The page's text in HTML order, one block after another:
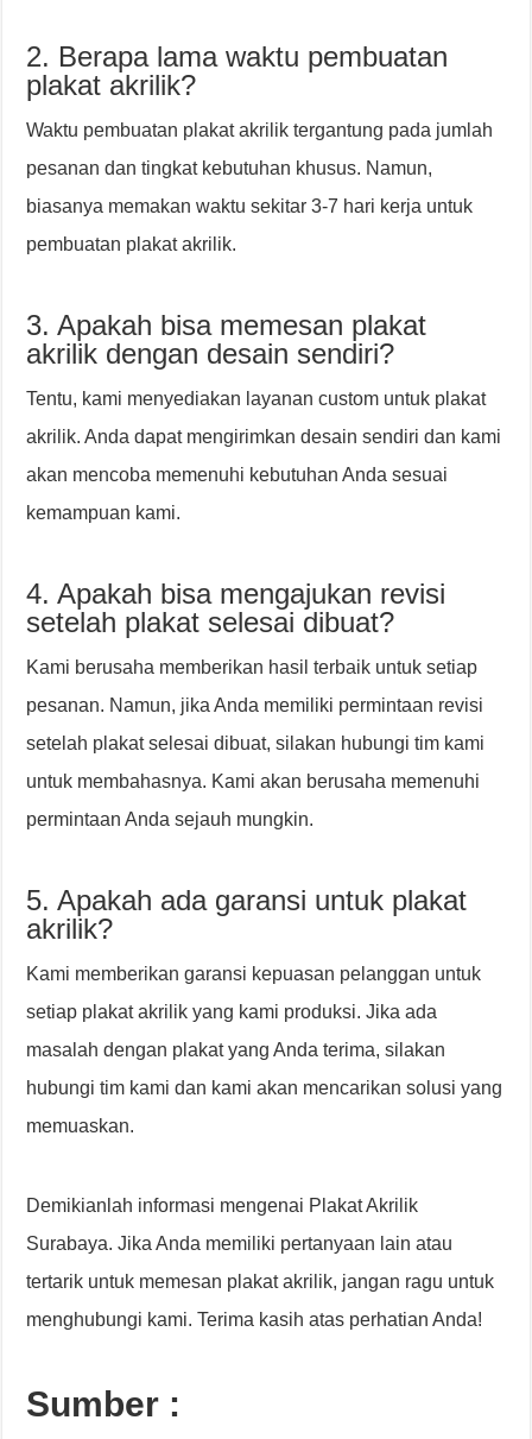
2. Berapa lama waktu pembuatan
plakat akrilik?
Waktu pembuatan plakat akrilik tergantung pada jumlah
pesanan dan tingkat kebutuhan khusus. Namun,
biasanya memakan waktu sekitar 3-7 hari kerja untuk
pembuatan plakat akrilik.
3. Apakah bisa memesan plakat
akrilik dengan desain sendiri?
Tentu, kami menyediakan layanan custom untuk plakat
akrilik. Anda dapat mengirimkan desain sendiri dan kami
akan mencoba memenuhi kebutuhan Anda sesuai
kemampuan kami.
4. Apakah bisa mengajukan revisi
setelah plakat selesai dibuat?
Kami berusaha memberikan hasil terbaik untuk setiap
pesanan. Namun, jika Anda memiliki permintaan revisi
setelah plakat selesai dibuat, silakan hubungi tim kami
untuk membahasnya. Kami akan berusaha memenuhi
permintaan Anda sejauh mungkin.
5. Apakah ada garansi untuk plakat
akrilik?
Kami memberikan garansi kepuasan pelanggan untuk
setiap plakat akrilik yang kami produksi. Jika ada
masalah dengan plakat yang Anda terima, silakan
hubungi tim kami dan kami akan mencarikan solusi yang
memuaskan.
Demikianlah informasi mengenai Plakat Akrilik
Surabaya. Jika Anda memiliki pertanyaan lain atau
tertarik untuk memesan plakat akrilik, jangan ragu untuk
menghubungi kami. Terima kasih atas perhatian Anda!
Sumber :